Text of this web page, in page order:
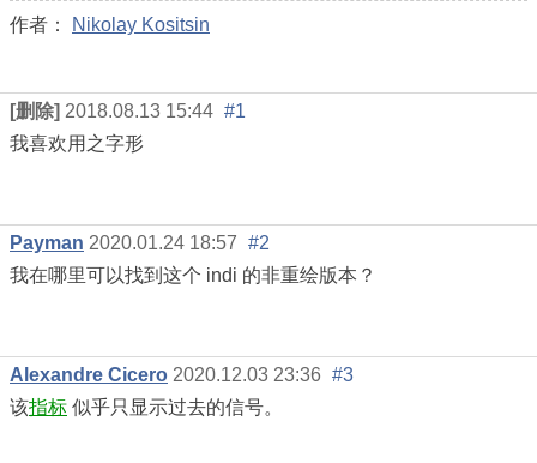
作者： Nikolay Kositsin
[删除] 2018.08.13 15:44 #1
我喜欢用之字形
Payman 2020.01.24 18:57 #2
我在哪里可以找到这个 indi 的非重绘版本？
Alexandre Cicero 2020.12.03 23:36 #3
该指标 似乎只显示过去的信号。